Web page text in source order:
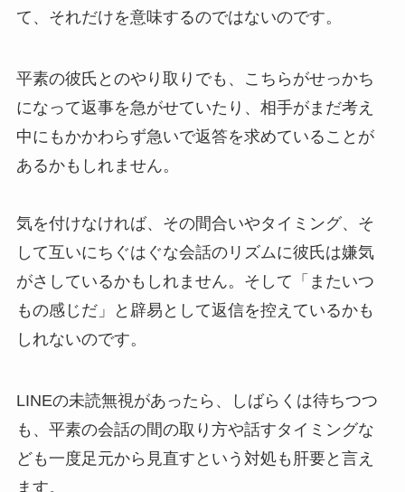
て、それだけを意味するのではないのです。
平素の彼氏とのやり取りでも、こちらがせっかち
になって返事を急がせていたり、相手がまだ考え
中にもかかわらず急いで返答を求めていることが
あるかもしれません。
気を付けなければ、その間合いやタイミング、そ
して互いにちぐはぐな会話のリズムに彼氏は嫌気
がさしているかもしれません。そして「またいつ
もの感じだ」と辟易として返信を控えているかも
しれないのです。
LINEの未読無視があったら、しばらくは待ちつつ
も、平素の会話の間の取り方や話すタイミングな
ども一度足元から見直すという対処も肝要と言え
ます。